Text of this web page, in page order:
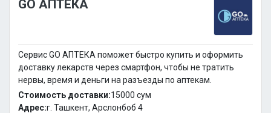
GO АПТЕКА
Сервис GO АПТЕКА поможет быстро купить и оформить
доставку лекарств через смартфон, чтобы не тратить
нервы, время и деньги на разъезды по аптекам.
Стоимость доставки:15000 cум
Адрес:г. Ташкент, Арслонбоб 4